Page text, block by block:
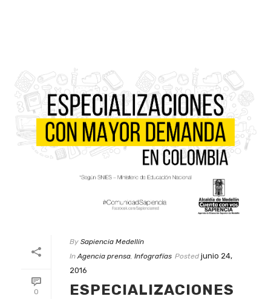
0
By Sapiencia Medellín
In Agencia prensa Infografías Posted junio 24,
2016
ESPECIALIZACIONES